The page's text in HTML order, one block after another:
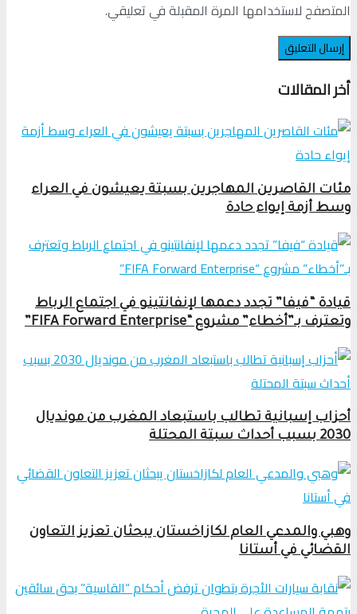
المتصفح لاستخدامها المرة المقبلة في تعليقي.
أخر المقالات
مئات القاصرين المهاجرين بسبتة يعيشون في العراء
وسط أزمة إيواء حادة
قيادة “فيفا” تجدد دعمها لإنفانتينو في اجتماع الرباط
وتعترف بـ”أخطاء” مشروع “FIFA Forward Enterprise”
أحزاب إسبانية تطالب باستبعاد المغرب من مونديال
2030 بسبب أحداث سبتة المحتلة
وهبي والمدعي العام لكازاخستان يبحثان تعزيز التعاون
القضائي في أستانا